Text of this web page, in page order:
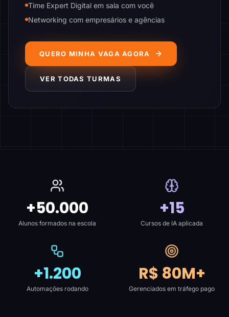
Time Expert Digital em sala com você
Networking com empresários e agências
QUERO MINHA VAGA AGORA
VER TODAS TURMAS
+50.000
Alunos formados na escola
+15
Cursos de IA aplicada
+1.200
Automações rodando
R$ 80M+
Gerenciados em tráfego pago